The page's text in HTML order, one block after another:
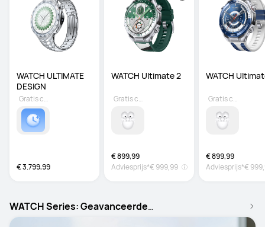
WATCH ULTIMATE
DESIGN
€ 3.799,99
Gratis cadeau
WATCH Ultimate 2
€ 899,99
Adviesprijs*€ 999,99
Gratis cadeau
WATCH
€ 899,99
Adviesprijs*€
Gratis cadeau
WATCH Series: Geavanceerde
gezondheidsmonitoring voor dagelijks welzijn.